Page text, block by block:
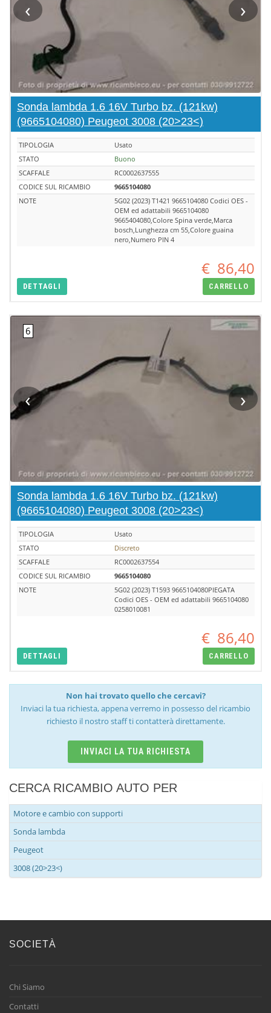
‹ ›
Sonda lambda 1.6 16V Turbo bz. (121kw)
(9665104080) Peugeot 3008 (20>23<)
TIPOLOGIA
Usato
STATO
Buono
SCAFFALE
RC0002637555
CODICE SUL RICAMBIO
9665104080
NOTE
5G02 (2023) T1421 9665104080 Codici OES -
OEM ed adattabili 9665104080
9665404080,Colore Spina verde,Marca
bosch,Lunghezza cm 55,Colore guaina
nero,Numero PIN 4
€ 86,40
DETTAGLI CARRELLO
‹ ›
Sonda lambda 1.6 16V Turbo bz. (121kw)
(9665104080) Peugeot 3008 (20>23<)
TIPOLOGIA
Usato
STATO
Discreto
SCAFFALE
RC0002637554
CODICE SUL RICAMBIO
9665104080
NOTE
5G02 (2023) T1593 9665104080PIEGATA
Codici OES - OEM ed adattabili 9665104080
0258010081
€ 86,40
DETTAGLI CARRELLO
Non hai trovato quello che cercavi?
Inviaci la tua richiesta, appena verremo in possesso del ricambio
richiesto il nostro staff ti contatterà direttamente.
INVIACI LA TUA RICHIESTA
CERCA RICAMBIO AUTO PER
Motore e cambio con supporti
Sonda lambda
Peugeot
3008 (20>23<)
SOCIETÀ
Chi Siamo
Contatti